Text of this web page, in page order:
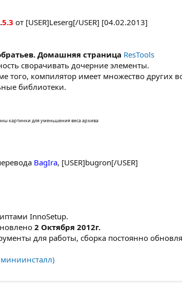
5.3 от [USER]Leserg[/USER] [04.02.2013]
Домашняя страница ResTools
сворачивать дочерние элементы.
того, компилятор имеет множество других
библиотеки.
картинки для уменьшения веса архива
BagIra, [USER]bugron[/USER]
InnoSetup.
2 Октября 2012г.
для работы, сборка постоянно